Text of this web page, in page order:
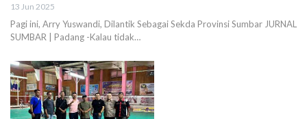
13 Jun 2025
Pagi ini, Arry Yuswandi, Dilantik Sebagai Sekda Provinsi Sumbar JURNAL
SUMBAR | Padang -Kalau tidak…